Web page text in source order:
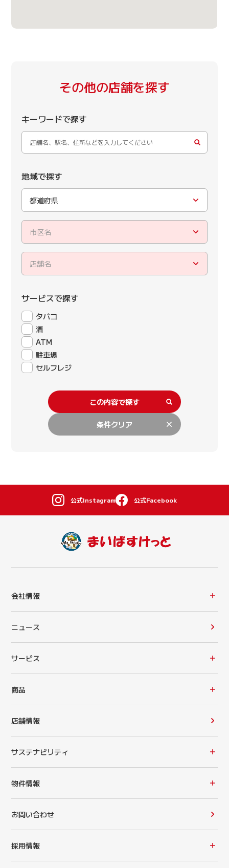
その他の店舗を探す
キーワードで探す
地域で探す
都道府県
市区名
店舗名
サービスで探す
タバコ
酒
ATM
駐車場
セルフレジ
この内容で探す
条件クリア
公式Instagram 公式Facebook
会社情報
ニュース
サービス
商品
店舗情報
サステナビリティ
物件情報
お問い合わせ
採用情報